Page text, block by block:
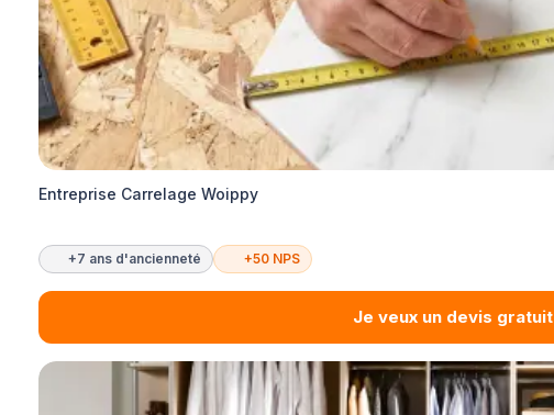
Entreprise Carrelage Woippy
+7 ans d'ancienneté +50 NPS
Je veux un devis gratuit